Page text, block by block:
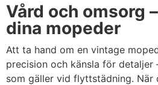
Vård och omsorg
dina mopeder
Att ta hand om en vintage
precision och känsla för detaljer
som gäller vid flyttstädning. När